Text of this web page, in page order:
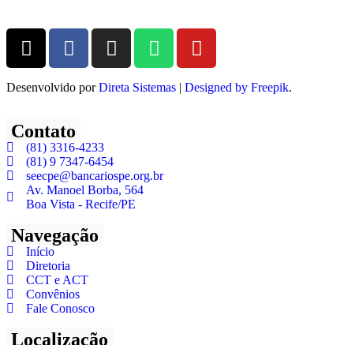
Desenvolvido porDireta Sistemas | Designed by Freepik.
Contato
(81) 3316-4233
(81) 9 7347-6454
seecpe@bancariospe.org.br
Av. Manoel Borba, 564
Boa Vista - Recife/PE
Navegação
Início
Diretoria
CCT e ACT
Convênios
Fale Conosco
Localização